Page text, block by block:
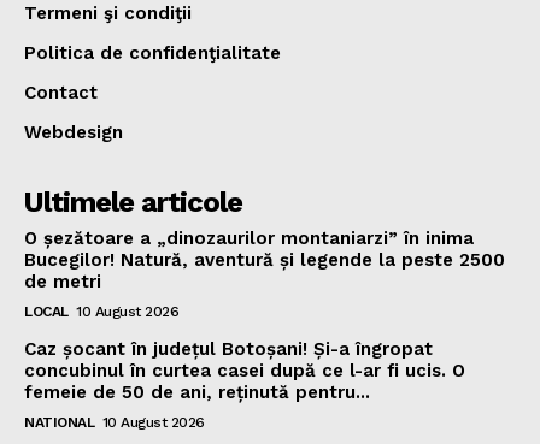
Termeni şi condiţii
Politica de confidenţialitate
Contact
Webdesign
Ultimele articole
O șezătoare a „dinozaurilor montaniarzi” în inima
Bucegilor! Natură, aventură și legende la peste 2500
de metri
LOCAL 10 August 2026
Caz șocant în județul Botoșani! Și-a îngropat
concubinul în curtea casei după ce l-ar fi ucis. O
femeie de 50 de ani, reținută pentru...
NATIONAL 10 August 2026